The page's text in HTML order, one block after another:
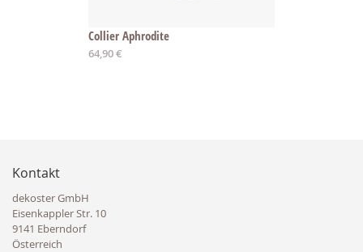
Collier Aphrodite
Ab
64,90 €
Kontakt
dekoster GmbH
Eisenkappler Str. 10
9141 Eberndorf
Österreich